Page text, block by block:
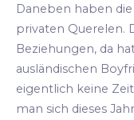
Daneben haben
privaten Querelen.
Beziehungen, da
ausländischen
eigentlich keine
man sich dieses